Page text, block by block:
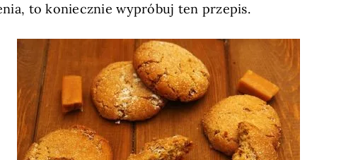
to koniecznie wypróbuj ten przepis.